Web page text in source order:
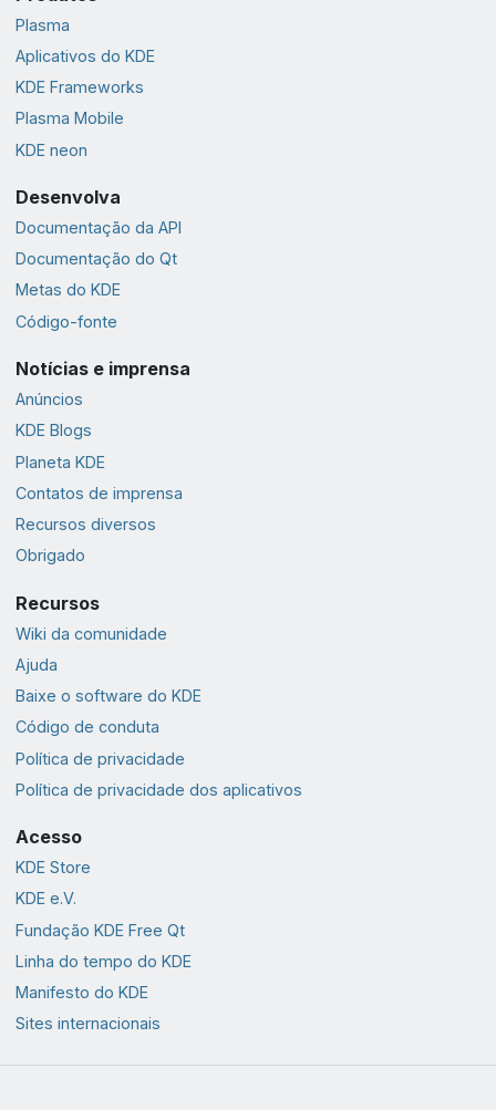
Plasma
Aplicativos do KDE
KDE Frameworks
Plasma Mobile
KDE neon
Desenvolva
Documentação da API
Documentação do Qt
Metas do KDE
Código-fonte
Notícias e imprensa
Anúncios
KDE Blogs
Planeta KDE
Contatos de imprensa
Recursos diversos
Obrigado
Recursos
Wiki da comunidade
Ajuda
Baixe o software do KDE
Código de conduta
Política de privacidade
Política de privacidade dos aplicativos
Acesso
KDE Store
KDE e.V.
Fundação KDE Free Qt
Linha do tempo do KDE
Manifesto do KDE
Sites internacionais